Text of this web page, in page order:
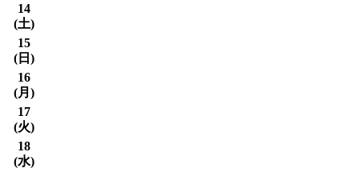
14
(土)
15
( 日 )
16
(月 )
17
(火)
18
(水)